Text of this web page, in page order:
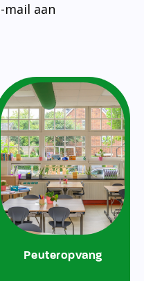
mail aan
Peuteropvang